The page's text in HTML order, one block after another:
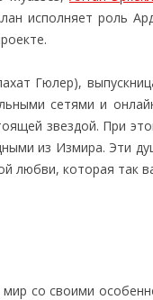
исполняет роль
Гюлер),
сетями и
звездой. При
из Измира. Эти
любви, которая так
со своими